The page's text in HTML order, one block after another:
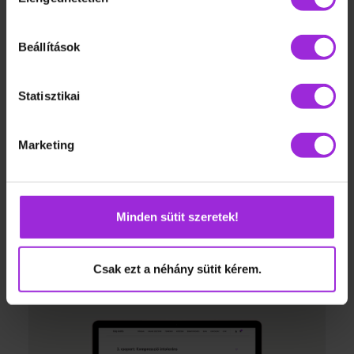
Beállítások
Statisztikai
Marketing
Minden sütit szeretek!
Csak ezt a néhány sütit kérem.
Functional Power – Edzések férfiaknak
9,500Ft
AKCIÓ!